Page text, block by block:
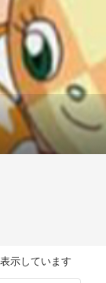
示しています